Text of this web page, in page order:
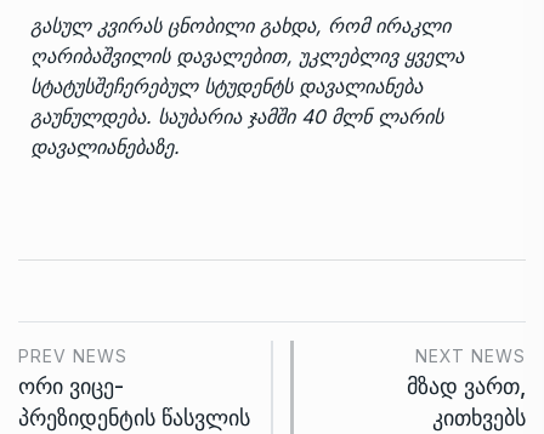
გასულ კვირას ცნობილი გახდა, რომ ირაკლი
ღარიბაშვილის დავალებით, უკლებლივ ყველა
სტატუსშეჩერებულ სტუდენტს დავალიანება
გაუნულდება. საუბარია ჯამში 40 მლნ ლარის
დავალიანებაზე.
PREV NEWS
ორი ვიცე-
პრეზიდენტის წასვლის
NEXT NEWS
მზად ვართ,
კითხვებს